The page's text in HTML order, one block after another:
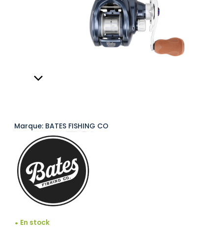
Marque: BATES FISHING CO
En stock